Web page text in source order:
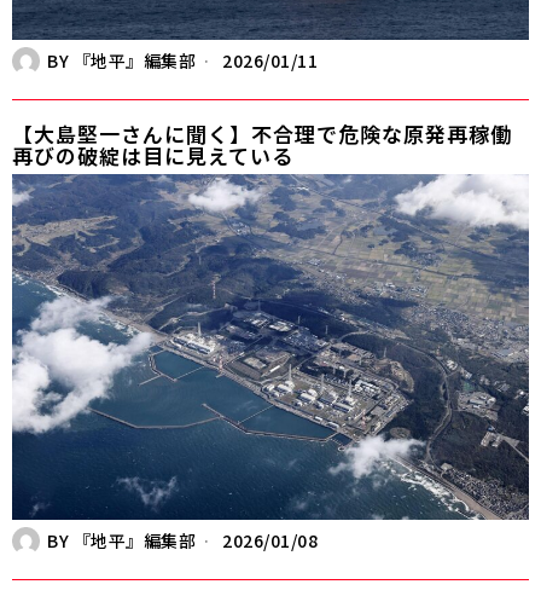
BY 『地平』編集部 2026/01/11
【大島堅一さんに聞く】不合理で危険な原発再稼働――
再びの破綻は目に見えている
BY 『地平』編集部 2026/01/08